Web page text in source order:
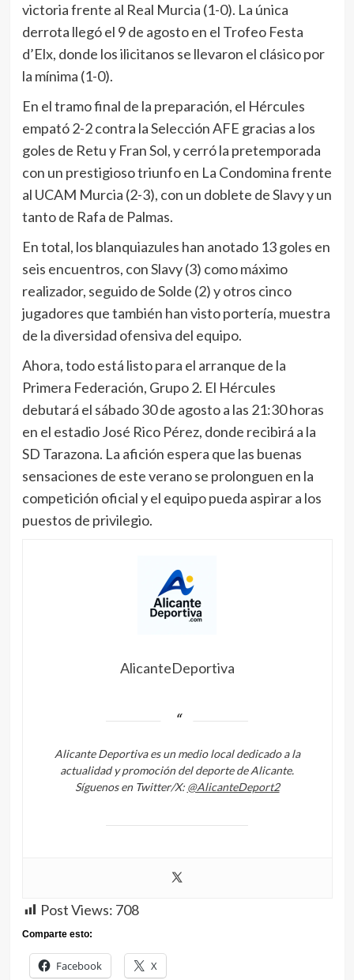
victoria frente al Real Murcia (1-0). La única
derrota llegó el 9 de agosto en el Trofeo Festa
d’Elx, donde los ilicitanos se llevaron el clásico por
la mínima (1-0).
En el tramo final de la preparación, el Hércules
empató 2-2 contra la Selección AFE gracias a los
goles de Retu y Fran Sol, y cerró la pretemporada
con un prestigioso triunfo en La Condomina frente
al UCAM Murcia (2-3), con un doblete de Slavy y un
tanto de Rafa de Palmas.
En total, los blanquiazules han anotado 13 goles en
seis encuentros, con Slavy (3) como máximo
realizador, seguido de Solde (2) y otros cinco
jugadores que también han visto portería, muestra
de la diversidad ofensiva del equipo.
Ahora, todo está listo para el arranque de la
Primera Federación, Grupo 2. El Hércules
debutará el sábado 30 de agosto a las 21:30 horas
en el estadio José Rico Pérez, donde recibirá a la
SD Tarazona. La afición espera que las buenas
sensaciones de este verano se prolonguen en la
competición oficial y el equipo pueda aspirar a los
puestos de privilegio.
AlicanteDeportiva
Alicante Deportiva es un medio local dedicado a la
actualidad y promoción del deporte de Alicante.
Síguenos en Twitter/X: @AlicanteDeport2
Post Views: 708
Comparte esto:
Facebook X